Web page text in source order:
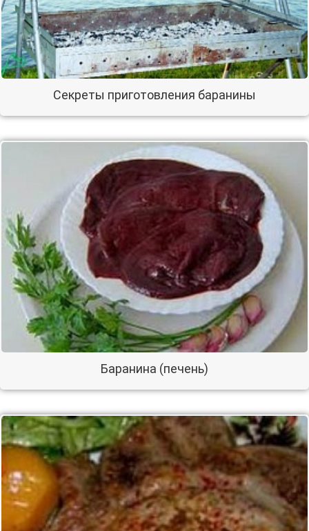
Секреты приготовления баранины
Баранина (печень)